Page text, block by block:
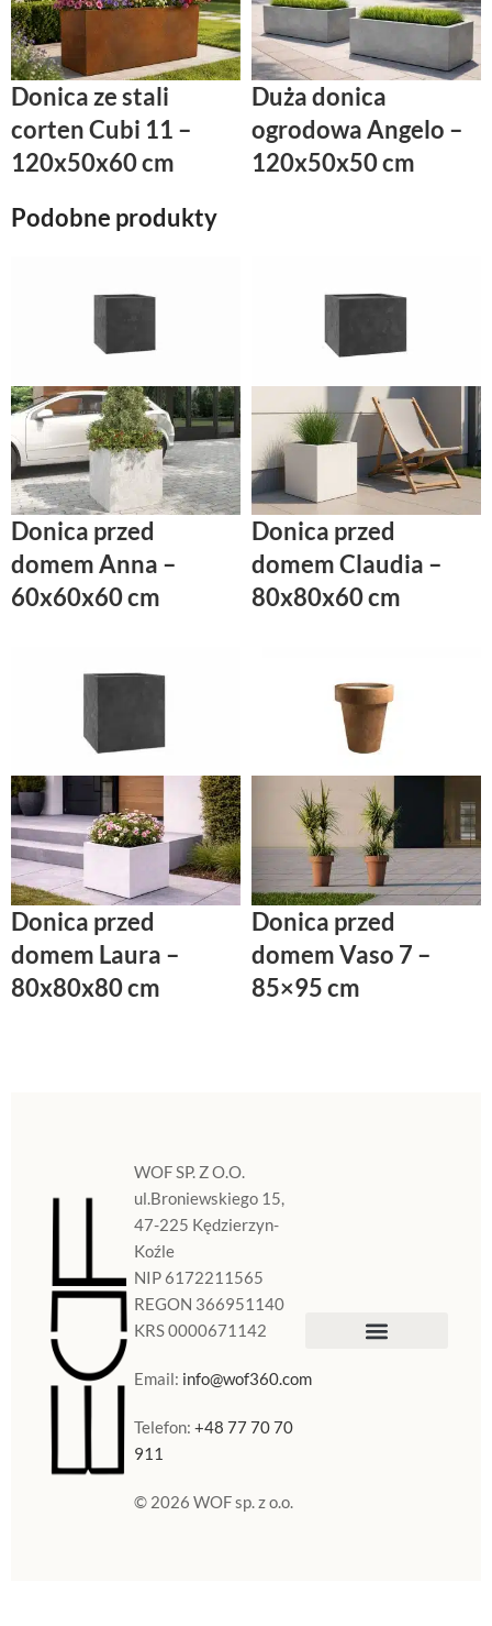
Donica ze stali
corten Cubi 11 –
120x50x60 cm
Duża donica
ogrodowa Angelo –
120x50x50 cm
Podobne produkty
Donica przed
domem Anna –
60x60x60 cm
Donica przed
domem Claudia –
80x80x60 cm
Donica przed
domem Laura –
80x80x80 cm
Donica przed
domem Vaso 7 –
85×95 cm
WOF SP. Z O.O.
ul.Broniewskiego 15,
47-225 Kędzierzyn-
Koźle
NIP 6172211565
REGON 366951140
KRS 0000671142
Email: info@wof360.com
Telefon:+48 77 70 70
911
© 2026 WOF sp. z o.o.